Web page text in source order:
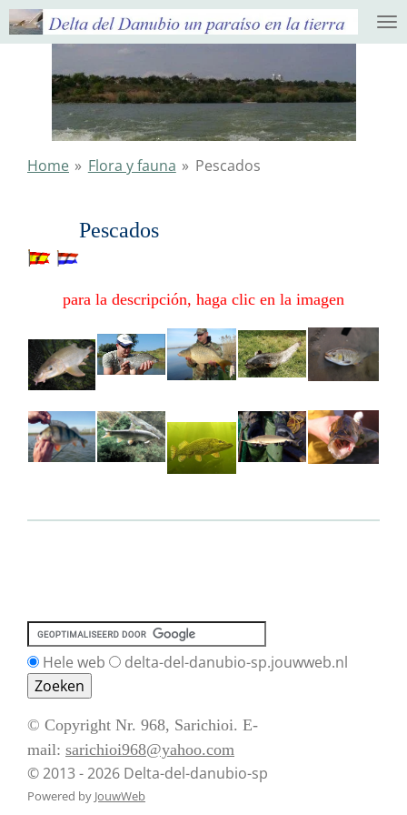
Ga
direct
hoofdinhoud
Home » Flora y fauna » Pescados
Pescados
para la descripción, haga clic en la imagen
Hele web delta-del-danubio-sp.jouwweb.nl
© Copyright Nr. 968, Sarichioi. E-
mail: sarichioi968@yahoo.com
© 2013 - 2026 Delta-del-danubio-sp
Powered by JouwWeb